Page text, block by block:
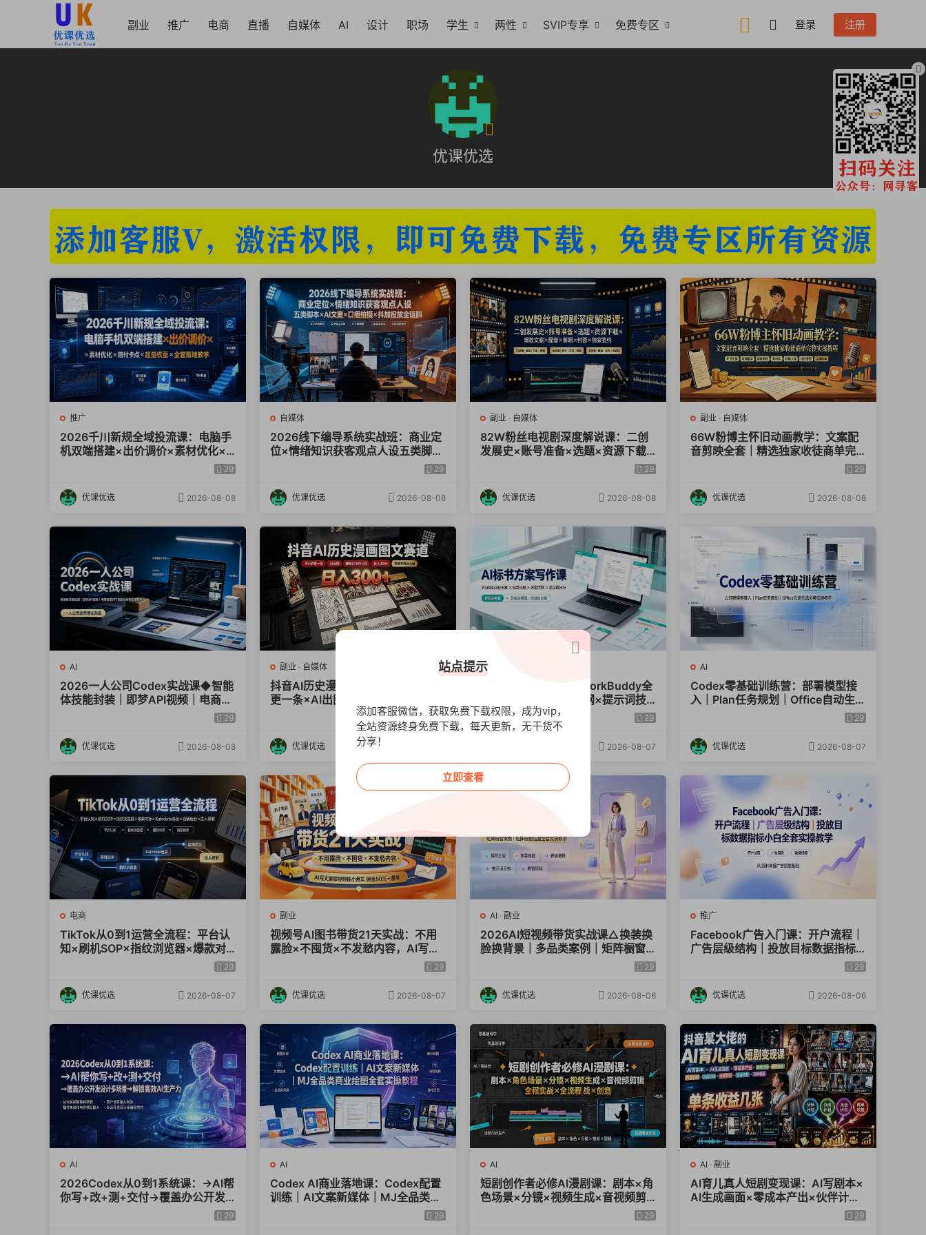
副业 推广 电商 直播 自媒体 AI 设计 职场 学生 两性 SVIP专享 免费专区 登录 注册
优课优选
推广
2026千川新规全域投流课：电脑手
机双端搭建×出价调价×素材优化×
赔付卡点×起量权重×全套落地教学29
优课优选 2026-08-08
自媒体
2026线下编导系统实战班：商业定
位×情绪知识获客观点人设五类脚本
×AI文案×口播拍摄×抖加投放全链29
优课优选 2026-08-08
副业 · 自媒体
82W粉丝电视剧深度解说课：二创
发展史×账号准备×选题×资源下载×
爆款文案×配音×剪辑×封面×独家签
29
优课优选 2026-08-08
副业 · 自媒体
66W粉博主怀旧动画教学：文案配
音剪映全套｜精选独家收徒商单完
29
优课优选 2026-08-08
AI
2026一人公司Codex实战课◆智能
体技能封装｜即梦API视频｜电商视
29
优课优选 2026-08-08
副业 · 自媒体
抖音AI历史漫画图文赛道：半小时
更一条×AI出图×邪修过伙伴计划×
日入300+，零成本快速入局
29
优课优选
AI标书方案写作课：WorkBuddy全
套×标题生成×方案大纲×提示词技
巧×废标点检查×豆包流程图，高效
出方案
29
2026-08-07
AI
Codex零基础训练营：部署模型接
入｜Plan任务规划｜Office自动生成
29
优课优选 2026-08-07
电商
TikTok从0到1运营全流程：平台认
知×刷机SOP×指纹浏览器×爆款对
标×Kalodata选品×店铺后台×达人29
优课优选 2026-08-07
副业
视频号AI图书带货21天实战：不用
露脸×不囤货×不发愁内容，AI写文
案做视频挂小黄车，佣金50%+爆单
29
优课优选 2026-08-07
AI · 副业
2026AI短视频带货实战课△换装换
脸换背景｜多品类案例｜矩阵橱窗
29
优课优选 2026-08-06
推广
Facebook广告入门课：开户流程｜
广告层级结构｜投放目标数据指标
29
优课优选 2026-08-06
AI
2026Codex从0到1系统课：→AI帮
你写+改+测+交付→覆盖办公开发
29
AI
Codex AI商业落地课：Codex配置
训练｜AI文案新媒体｜MJ全品类商
29
AI
短剧创作者必修AI漫剧课：剧本×角
色场景×分镜×视频生成×音视频剪
29
AI · 副业
AI育儿真人短剧变现课：AI写剧本×
AI生成画面×零成本产出×伙伴计划
×分成计划×光合计划×商单收徒
29
站点提示
添加客服微信，获取免费下载权限，成为vip，
全站资源终身免费下载，每天更新，无干货不
分享！
立即查看